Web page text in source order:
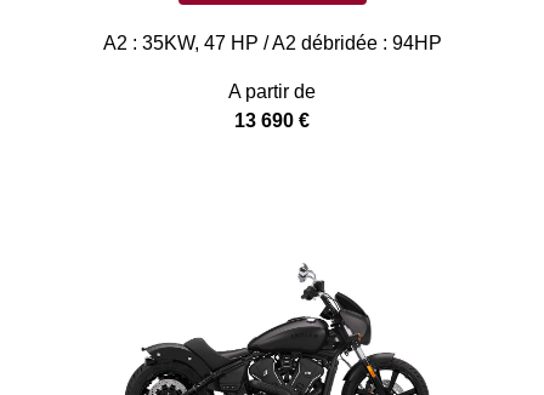
A2 : 35KW, 47 HP / A2 débridée : 94HP
A partir de
13 690 €